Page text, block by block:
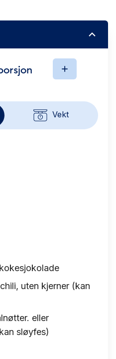
Vekt
uten kjerner (kan
eller
sløyfes)